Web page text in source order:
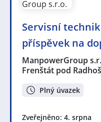
Servisní technik
příspěvek na
ManpowerGroup
Frenštát pod
Plný úvazek
Zveřejněno: 4. srpna